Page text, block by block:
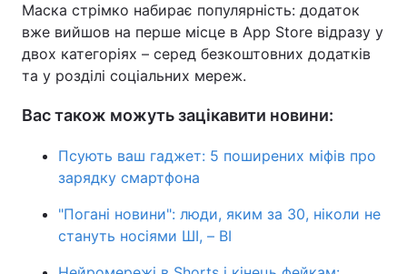
Маска стрімко набирає популярність: додаток
вже вийшов на перше місце в App Store відразу у
двох категоріях – серед безкоштовних додатків
та у розділі соціальних мереж.
Вас також можуть зацікавити новини:
Псують ваш гаджет: 5 поширених міфів про
зарядку смартфона
"Погані новини": люди, яким за 30, ніколи не
стануть носіями ШІ, – BI